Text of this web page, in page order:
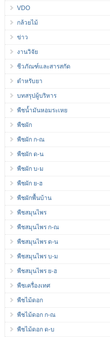
VDO
กล้วยไม้
ข่าว
งานวิจัย
ชีวภัณฑ์และสารสกัด
ตำหรับยา
บทสรุปผู้บริหาร
พืชน้ำมันหอมระเหย
พืชผัก
พืชผัก ก-ณ
พืชผัก ด-น
พืชผัก บ-ม
พืชผัก ย-ฮ
พืชผักพื้นบ้าน
พืชสมุนไพร
พืชสมุนไพร ก-ณ
พืชสมุนไพร ด-น
พืชสมุนไพร บ-ม
พืชสมุนไพร ย-ฮ
พืชเครื่องเทศ
พืชไม้ดอก
พืชไม้ดอก ก-ณ
พืชไม้ดอก ด-บ